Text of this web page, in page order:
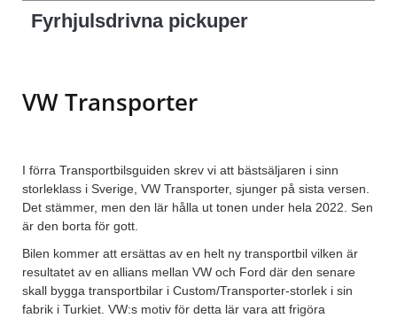
Fyrhjulsdrivna pickuper
VW Transporter
I förra Transportbilsguiden skrev vi att bästsäljaren i sinn
storleklass i Sverige, VW Transporter, sjunger på sista versen.
Det stämmer, men den lär hålla ut tonen under hela 2022. Sen
är den borta för gott.
Bilen kommer att ersättas av en helt ny transportbil vilken är
resultatet av en allians mellan VW och Ford där den senare
skall bygga transportbilar i Custom/Transporter-storlek i sin
fabrik i Turkiet. VW:s motiv för detta lär vara att frigöra